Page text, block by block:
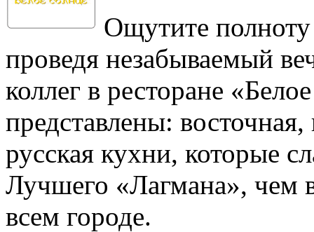
Ощутите полноту
проведя незабываемый
коллег в ресторане
представлены: восточная,
русская кухни, которые
Лучшего «Лагмана», чем
всем городе.